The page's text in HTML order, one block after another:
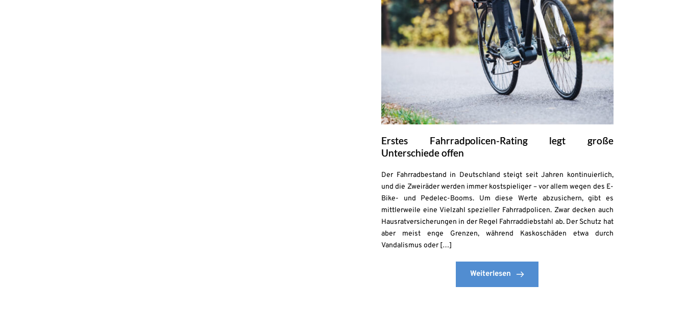
Erstes Fahrradpolicen-Rating legt große
Unterschiede offen
Der Fahrradbestand in Deutschland steigt seit Jahren kontinuierlich,
und die Zweiräder werden immer kostspieliger – vor allem wegen des E-
Bike- und Pedelec-Booms. Um diese Werte abzusichern, gibt es
mittlerweile eine Vielzahl spezieller Fahrradpolicen. Zwar decken auch
Hausratversicherungen in der Regel Fahrraddiebstahl ab. Der Schutz hat
aber meist enge Grenzen, während Kaskoschäden etwa durch
Vandalismus oder […]
Weiterlesen